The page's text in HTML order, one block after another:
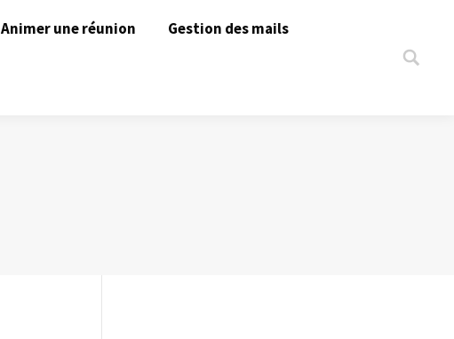
Animer une réunion Gestion des mails
Search: